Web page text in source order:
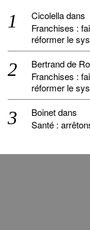
Cicolelladans
Franchises :
réformer le
Bertrand de
Franchises :
réformer le
Boinetdans
Santé :